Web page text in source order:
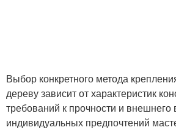
Выбор конкретного метода
дереву зависит от характеристик
требований к прочности и внешнего
индивидуальных предпочтений